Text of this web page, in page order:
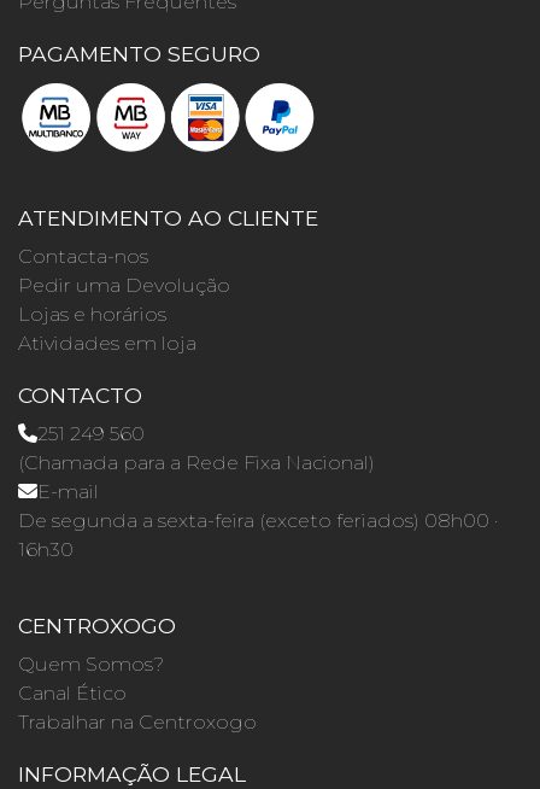
PAGAMENTO SEGURO
ATENDIMENTO AO CLIENTE
Contacta-nos
Pedir uma Devolução
Lojas e horários
Atividades em loja
CONTACTO
251 249 560
(Chamada para a Rede Fixa Nacional)
E-mail
De segunda a sexta-feira (exceto feriados) 08h00 ·
16h30
CENTROXOGO
Quem Somos?
Canal Ético
Trabalhar na Centroxogo
INFORMAÇÃO LEGAL